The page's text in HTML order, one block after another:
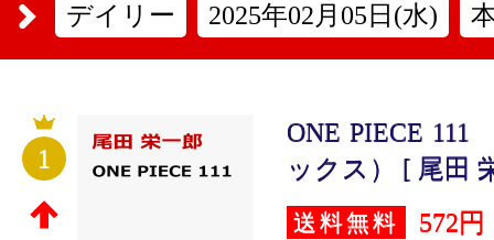
デイリー 2025年02月05日(水)
1
ONE PIECE
ックス） [ 尾田
送料無料 572円